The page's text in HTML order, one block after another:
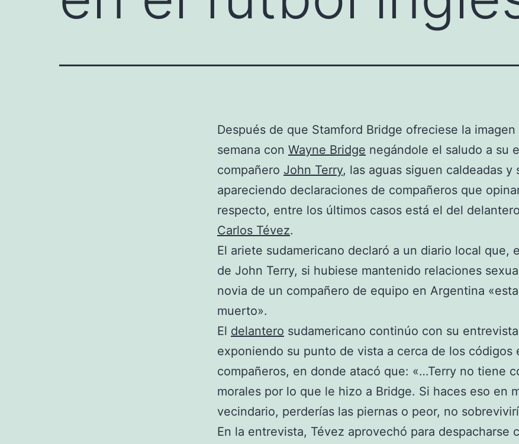
Después de que Stamford Bridge ofreciese la imagen
semana con Wayne Bridge negándole el saludo a su
compañero John Terry, las aguas siguen caldeadas y
apareciendo declaraciones de compañeros que
respecto, entre los últimos casos está el del
Carlos Tévez.
El ariete sudamericano declaró a un diario local que,
de John Terry, si hubiese mantenido relaciones
novia de un compañero de equipo en Argentina
muerto».
El delantero sudamericano continúo con su
exponiendo su punto de vista a cerca de los códigos
compañeros, en donde atacó que: «…Terry no tiene
morales por lo que le hizo a Bridge. Si haces eso en
vecindario, perderías las piernas o peor, no
En la entrevista, Tévez aprovechó para despacharse